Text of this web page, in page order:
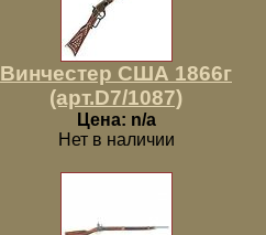
Винчестер США 1866г
(арт.D7/1087)
Цена: n/a
Нет в наличии